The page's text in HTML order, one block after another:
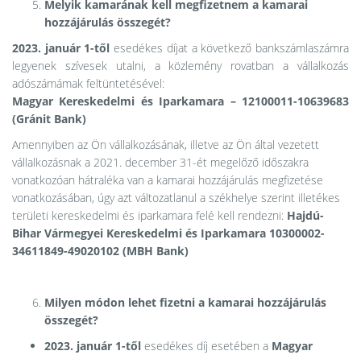
Melyik kamarának kell megfizetnem a kamarai
hozzájárulás összegét?
2023. január 1-től esedékes díjat a következő bankszámlaszámra
legyenek szívesek utalni, a közlemény rovatban a vállalkozás
adószámámak feltüntetésével:
Magyar Kereskedelmi és Iparkamara – 12100011-10639683
(Gránit Bank)
Amennyiben az Ön vállalkozásának, illetve az Ön által vezetett
vállalkozásnak a 2021. december 31-ét megelőző időszakra
vonatkozóan hátraléka van a kamarai hozzájárulás megfizetése
vonatkozásában, úgy azt változatlanul a székhelye szerint illetékes
területi kereskedelmi és iparkamara felé kell rendezni: Hajdú-
Bihar Vármegyei Kereskedelmi és Iparkamara 10300002-
34611849-49020102 (MBH Bank)
Milyen módon lehet fizetni a kamarai hozzájárulás
összegét?
2023. január 1-től esedékes díj esetében a Magyar